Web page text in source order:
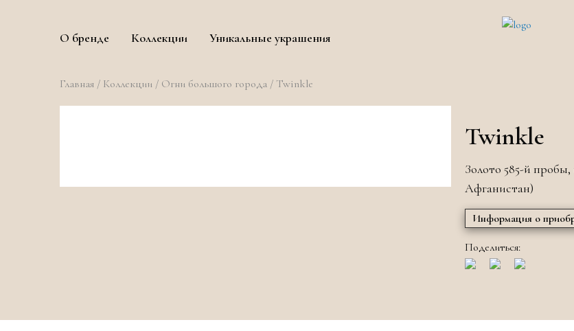
О бренде Коллекции Уникальные украшения
Главная / Коллекции / Огни большого города / Twinkle
Twinkle
Золото 585-й
Афганистан)
Информация о
Поделиться: